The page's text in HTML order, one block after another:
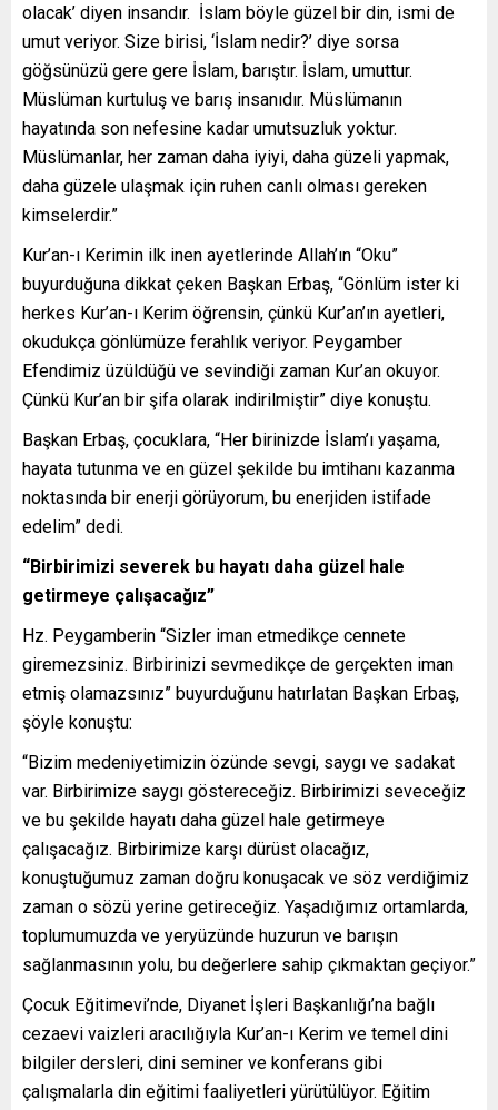
olacak’ diyen insandır. İslam böyle güzel bir din, ismi de
umut veriyor. Size birisi, ‘İslam nedir?’ diye sorsa
göğsünüzü gere gere İslam, barıştır. İslam, umuttur.
Müslüman kurtuluş ve barış insanıdır. Müslümanın
hayatında son nefesine kadar umutsuzluk yoktur.
Müslümanlar, her zaman daha iyiyi, daha güzeli yapmak,
daha güzele ulaşmak için ruhen canlı olması gereken
kimselerdir.”
Kur’an-ı Kerimin ilk inen ayetlerinde Allah’ın “Oku”
buyurduğuna dikkat çeken Başkan Erbaş, “Gönlüm ister ki
herkes Kur’an-ı Kerim öğrensin, çünkü Kur’an’ın ayetleri,
okudukça gönlümüze ferahlık veriyor. Peygamber
Efendimiz üzüldüğü ve sevindiği zaman Kur’an okuyor.
Çünkü Kur’an bir şifa olarak indirilmiştir” diye konuştu.
Başkan Erbaş, çocuklara, “Her birinizde İslam’ı yaşama,
hayata tutunma ve en güzel şekilde bu imtihanı kazanma
noktasında bir enerji görüyorum, bu enerjiden istifade
edelim” dedi.
“Birbirimizi severek bu hayatı daha güzel hale
getirmeye çalışacağız”
Hz. Peygamberin “Sizler iman etmedikçe cennete
giremezsiniz. Birbirinizi sevmedikçe de gerçekten iman
etmiş olamazsınız” buyurduğunu hatırlatan Başkan Erbaş,
şöyle konuştu:
“Bizim medeniyetimizin özünde sevgi, saygı ve sadakat
var. Birbirimize saygı göstereceğiz. Birbirimizi seveceğiz
ve bu şekilde hayatı daha güzel hale getirmeye
çalışacağız. Birbirimize karşı dürüst olacağız,
konuştuğumuz zaman doğru konuşacak ve söz verdiğimiz
zaman o sözü yerine getireceğiz. Yaşadığımız ortamlarda,
toplumumuzda ve yeryüzünde huzurun ve barışın
sağlanmasının yolu, bu değerlere sahip çıkmaktan geçiyor.”
Çocuk Eğitimevi’nde, Diyanet İşleri Başkanlığı’na bağlı
cezaevi vaizleri aracılığıyla Kur’an-ı Kerim ve temel dini
bilgiler dersleri, dini seminer ve konferans gibi
çalışmalarla din eğitimi faaliyetleri yürütülüyor. Eğitim